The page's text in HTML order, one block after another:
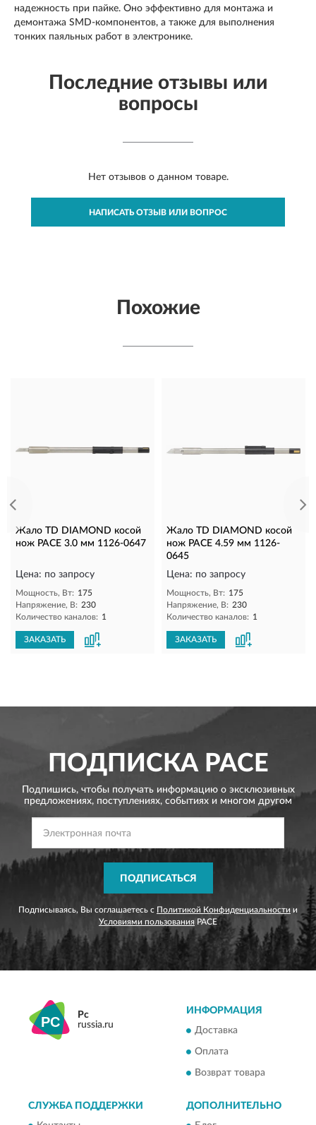
надежность при пайке. Оно эффективно для монтажа и
демонтажа SMD-компонентов, а также для выполнения
тонких паяльных работ в электронике.
Последние отзывы или
вопросы
Нет отзывов о данном товаре.
НАПИСАТЬ ОТЗЫВ ИЛИ ВОПРОС
Похожие
Жало TD DIAMOND косой
нож PACE 3.0 мм 1126-0647
Цена: по запросу
Мощность, Вт: 175
Напряжение, В: 230
Количество каналов: 1
ЗАКАЗАТЬ
Жало TD DIAMOND косой
нож PACE 4.59 мм 1126-
0645
Цена: по запросу
Мощность, Вт: 175
Напряжение, В: 230
Количество каналов: 1
ЗАКАЗАТЬ
ПОДПИСКАPACE
Подпишись, чтобы получать информацию о эксклюзивных
предложениях, поступлениях, событиях и многом другом
ПОДПИСАТЬСЯ
Подписываясь, Вы соглашаетесь с Политикой Конфиденциальности и
Условиями пользования PACE
Pc
russia.ru
ИНФОРМАЦИЯ
Доставка
Оплата
Возврат товара
СЛУЖБА ПОДДЕРЖКИ ДОПОЛНИТЕЛЬНО